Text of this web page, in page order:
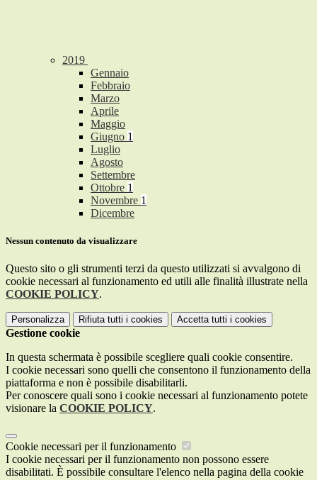
2019
Gennaio
Febbraio
Marzo
Aprile
Maggio
Giugno 1
Luglio
Agosto
Settembre
Ottobre 1
Novembre 1
Dicembre
Nessun contenuto da visualizzare
Questo sito o gli strumenti terzi da questo utilizzati si avvalgono di
cookie necessari al funzionamento ed utili alle finalità illustrate nella
COOKIE POLICY.
Personalizza Rifiuta tutti i cookies Accetta tutti i cookies
Gestione cookie
In questa schermata è possibile scegliere quali cookie consentire.
I cookie necessari sono quelli che consentono il funzionamento della
piattaforma e non è possibile disabilitarli.
Per conoscere quali sono i cookie necessari al funzionamento potete
visionare la COOKIE POLICY.
Cookie necessari per il funzionamento
I cookie necessari per il funzionamento non possono essere
disabilitati. È possibile consultare l'elenco nella pagina della cookie